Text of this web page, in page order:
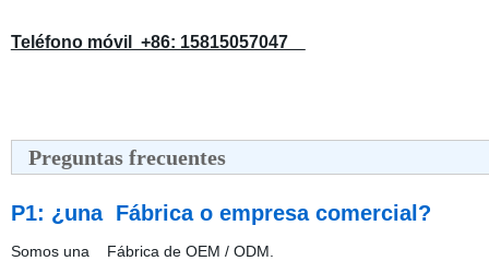
Teléfono móvil +86: 15815057047
Preguntas frecuentes
P1: ¿una Fábrica o empresa comercial?
Somos una Fábrica de OEM / ODM.